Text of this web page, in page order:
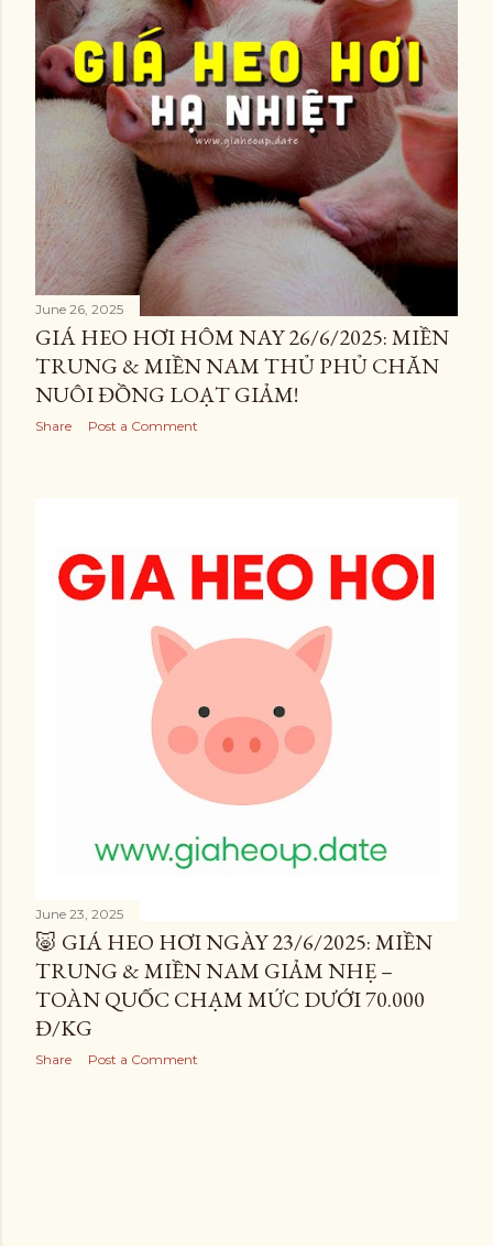
June 26, 2025
GIÁ HEO HƠI HÔM NAY 26/6/2025: MIỀN
TRUNG & MIỀN NAM THỦ PHỦ CHĂN
NUÔI ĐỒNG LOẠT GIẢM!
Share Post a Comment
June 23, 2025
🐷 GIÁ HEO HƠI NGÀY 23/6/2025: MIỀN
TRUNG & MIỀN NAM GIẢM NHẸ –
TOÀN QUỐC CHẠM MỨC DƯỚI 70.000
Đ/KG
Share Post a Comment